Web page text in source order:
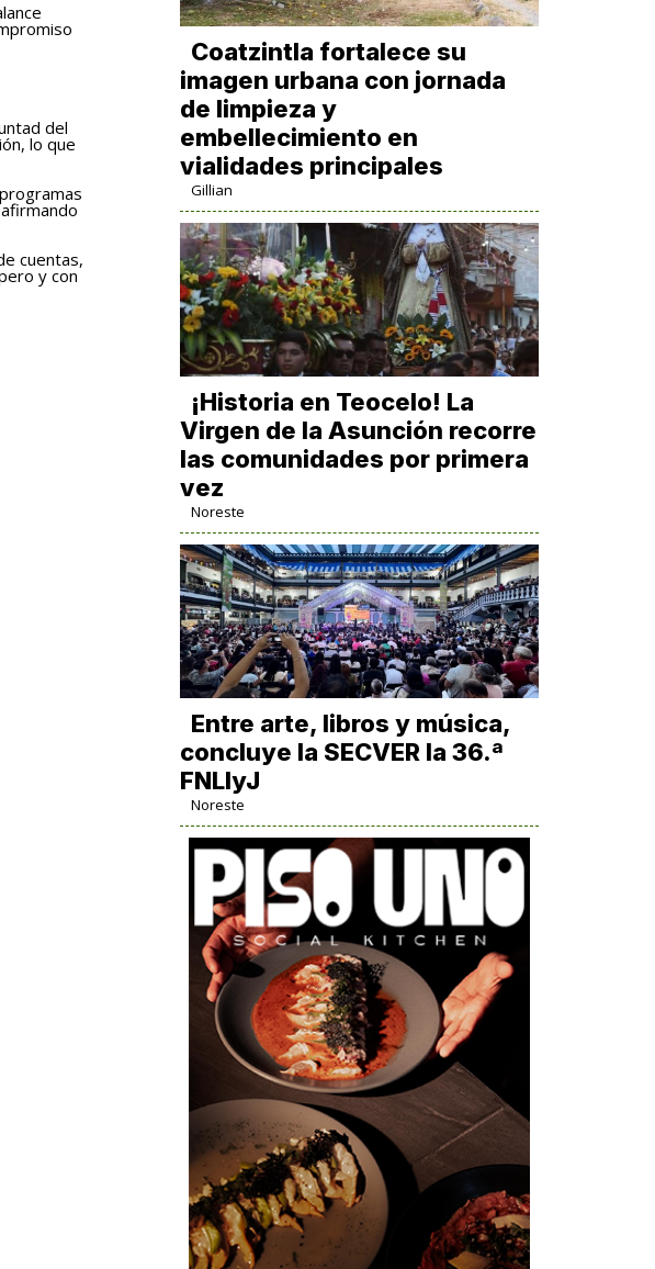
del
lo que
cuentas,
y con
Coatzintla fortalece su
imagen urbana con jornada
de limpieza y
embellecimiento en
vialidades principales
Gillian
​¡Historia en Teocelo! La
Virgen de la Asunción recorre
las comunidades por primera
vez
Noreste
Entre arte, libros y música,
concluye la SECVER la 36.ª
FNLIyJ
Noreste